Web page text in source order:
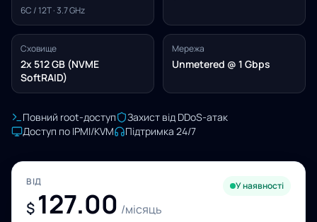
6C / 12T · 3.7 GHz
Сховище
2x 512 GB (NVME
SoftRAID)
Мережа
Unmetered @ 1 Gbps
Повний root-доступ
Захист від DDoS-атак
Доступ по IPMI/KVM
Підтримка 24/7
ВІД
$ 127.00 /місяць
У наявності